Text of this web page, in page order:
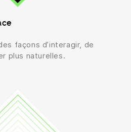
façons d’interagir, de
plus naturelles.